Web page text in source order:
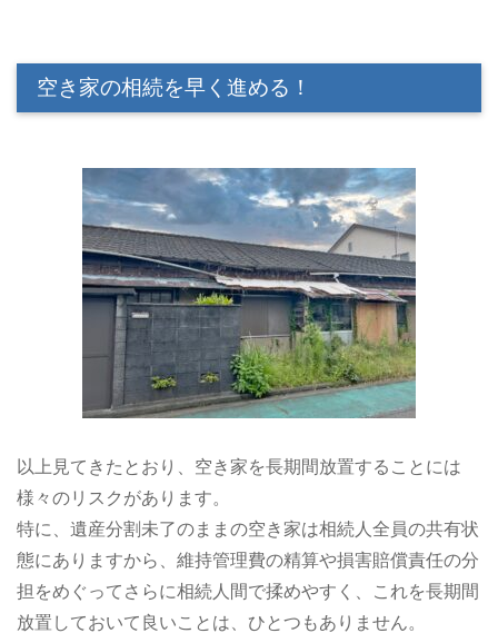
空き家の相続を早く進める！
以上見てきたとおり、空き家を長期間放置することには
様々のリスクがあります。
特に、遺産分割未了のままの空き家は相続人全員の共有状
態にありますから、維持管理費の精算や損害賠償責任の分
担をめぐってさらに相続人間で揉めやすく、これを長期間
放置しておいて良いことは、ひとつもありません。